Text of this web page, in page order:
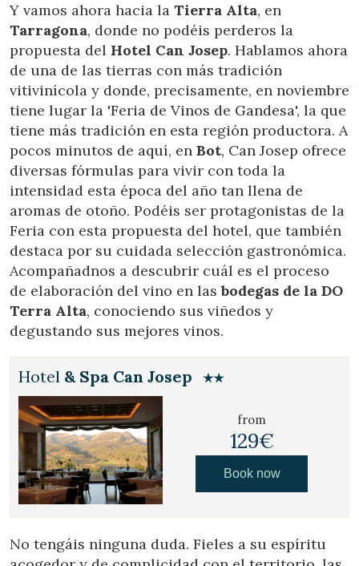
Y vamos ahora hacia la Tierra Alta, en
Tarragona, donde no podéis perderos la
propuesta del Hotel Can Josep. Hablamos ahora
de una de las tierras con más tradición
vitivinícola y donde, precisamente, en noviembre
tiene lugar la 'Feria de Vinos de Gandesa', la que
tiene más tradición en esta región productora. A
pocos minutos de aquí, en Bot, Can Josep ofrece
diversas fórmulas para vivir con toda la
intensidad esta época del año tan llena de
aromas de otoño. Podéis ser protagonistas de la
Feria con esta propuesta del hotel, que también
destaca por su cuidada selección gastronómica.
Acompañadnos a descubrir cuál es el proceso
de elaboración del vino en lasbodegas de la DO
Terra Alta, conociendo sus viñedos y
degustando sus mejores vinos.
Hotel & Spa Can Josep
from
129€
Book now
No tengáis ninguna duda. Fieles a su espíritu